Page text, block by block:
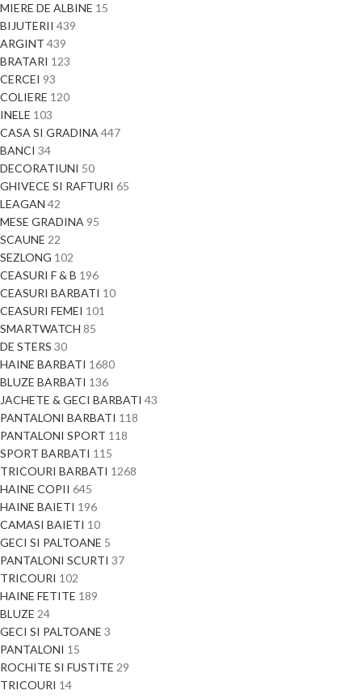
MIERE DE ALBINE 15
BIJUTERII 439
ARGINT 439
BRATARI 123
CERCEI 93
COLIERE 120
INELE 103
CASA SI GRADINA 447
BANCI 34
DECORATIUNI 50
GHIVECE SI RAFTURI 65
LEAGAN 42
MESE GRADINA 95
SCAUNE 22
SEZLONG 102
CEASURI F & B 196
CEASURI BARBATI 10
CEASURI FEMEI 101
SMARTWATCH 85
DE STERS 30
HAINE BARBATI 1680
BLUZE BARBATI 136
JACHETE & GECI BARBATI 43
PANTALONI BARBATI 118
PANTALONI SPORT 118
SPORT BARBATI 115
TRICOURI BARBATI 1268
HAINE COPII 645
HAINE BAIETI 196
CAMASI BAIETI 10
GECI SI PALTOANE 5
PANTALONI SCURTI 37
TRICOURI 102
HAINE FETITE 189
BLUZE 24
GECI SI PALTOANE 3
PANTALONI 15
ROCHITE SI FUSTITE 29
TRICOURI 14